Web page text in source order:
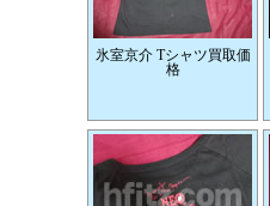
氷室京介 Tシャツ買取価
格